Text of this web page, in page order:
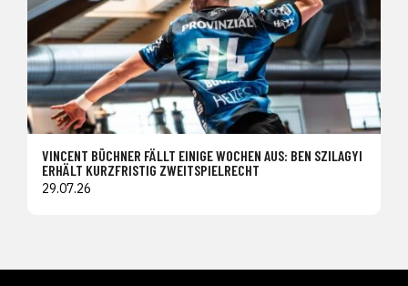
VINCENT BÜCHNER FÄLLT EINIGE WOCHEN AUS: BEN SZILAGYI
ERHÄLT KURZFRISTIG ZWEITSPIELRECHT
29.07.26